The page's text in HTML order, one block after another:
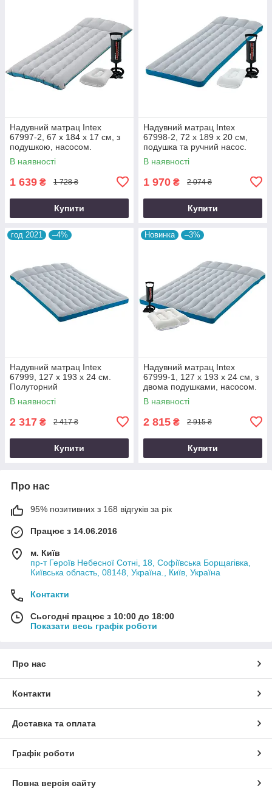
Надувний матрац Intex
67997-2, 67 х 184 х 17 см, з
подушкою, насосом.
Одномісний
В наявності
1 639 ₴ 1 728 ₴
Купити
Надувний матрац Intex
67998-2, 72 х 189 х 20 см,
подушка та ручний насос.
Одномісний
В наявності
1 970 ₴ 2 074 ₴
Купити
год 2021 –4%
Надувний матрац Intex
67999, 127 х 193 х 24 см.
Полуторний
В наявності
2 317 ₴ 2 417 ₴
Купити
Новинка –3%
Надувний матрац Intex
67999-1, 127 х 193 х 24 см, з
двома подушками, насосом.
Напівторний
В наявності
2 815 ₴ 2 915 ₴
Купити
Про нас
95% позитивних з 168 відгуків за рік
Працює з 14.06.2016
м. Київ
пр-т Героїв Небесної Сотні, 18, Софіївська Борщагівка,
Київська область, 08148, Україна., Київ, Україна
Контакти
Сьогодні працює з 10:00 до 18:00
Показати весь графік роботи
Про нас
Контакти
Доставка та оплата
Графік роботи
Повна версія сайту